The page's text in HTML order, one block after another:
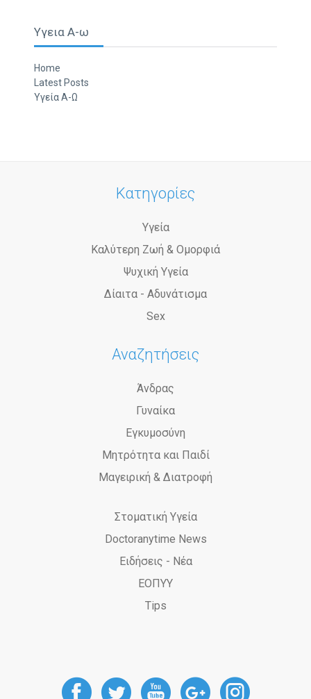
Υγεια Α-ω
Home
Latest Posts
Υγεία Α-Ω
Κατηγορίες
Υγεία
Καλύτερη Ζωή & Ομορφιά
Ψυχική Υγεία
Δίαιτα - Αδυνάτισμα
Sex
Αναζητήσεις
Άνδρας
Γυναίκα
Εγκυμοσύνη
Μητρότητα και Παιδί
Μαγειρική & Διατροφή
Στοματική Υγεία
Doctoranytime News
Ειδήσεις - Νέα
ΕΟΠΥΥ
Tips